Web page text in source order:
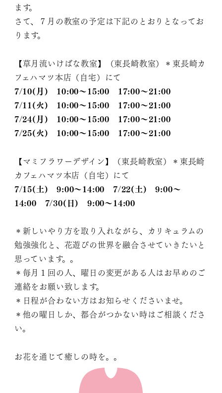
ます。
さて、７月の教室の予定は下記のとおりとなってお
ります。
【草月流いけばな教室】（東長崎教室）＊東長崎カ
フェハマツ本店（自宅）にて
7/10(月) 10:00～15:00 17:00～21:00
7/11(火) 10:00～15:00 17:00～21:00
7/24(月) 10:00～15:00 17:00～21:00
7/25(火) 10:00～15:00 17:00～21:00
【マミフラワーデザイン】（東長崎教室）＊東長崎
カフェハマツ本店（自宅）にて
7/15(土) 9:00～14:00 7/22(土) 9:00～
14:00 7/30(日) 9:00～14:00
＊新しいやり方を取り入れながら、カリキュラムの
勉強強化と、花遊びの世界を融合させていきたいと
思っています。。
＊毎月１回の人、曜日の変更がある人はお早めのご
連絡をお願い致します。
＊日程が合わない方はお知らせくださいませ。
＊他の曜日しか、都合がつかない時はご相談くださ
い。
お花を通じて癒しの時を。。